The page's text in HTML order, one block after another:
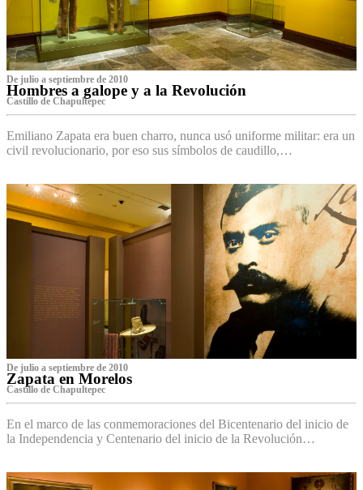
De julio a septiembre de 2010
Hombres a galope y a la Revolución
Castillo de Chapultepec
Emiliano Zapata era buen charro, nunca usó uniforme militar: era un
civil revolucionario, por eso sus símbolos de caudillo,…
De julio a septiembre de 2010
Zapata en Morelos
Castillo de Chapultepec
En el marco de las conmemoraciones del Bicentenario del inicio de
la Independencia y Centenario del inicio de la Revolución…